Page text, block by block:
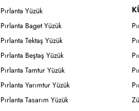
Pırlanta Yüzük
Pırlanta Baget Yüzük
Pırlanta Tektaş Yüzük
Pırlanta Beştaş Yüzük
Pırlanta Tamtur Yüzük
Pırlanta Yarımtur Yüzük
Pırlanta Tasarım Yüzük